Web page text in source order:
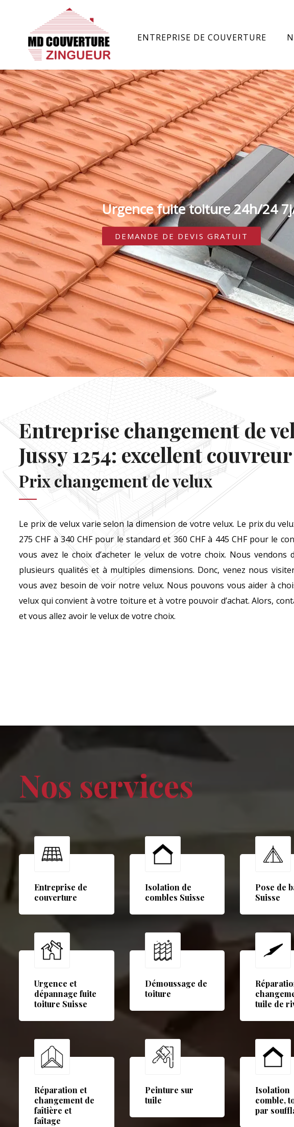
ENTREPRISE DE COUVERTURE
Urgence fuite toiture 24h/24
DEMANDE DE DEVIS GRATUIT
Entreprise changement de
Jussy 1254: excellent couvreur
Prix changement de velux
Le prix de velux varie selon la dimension de votre velux. Le prix du
275 CHF à 340 CHF pour le standard et 360 CHF à 445 CHF pour le
vous avez le choix d’acheter le velux de votre choix. Nous vendons
plusieurs qualités et à multiples dimensions. Donc, venez nous
vous avez besoin de voir notre velux. Nous pouvons vous aider à
velux qui convient à votre toiture et à votre pouvoir d’achat. Alors,
et vous allez avoir le velux de votre choix.
Nos services
Entreprise de
couverture
Isolation de
combles Suisse
Pose de
Suisse
Urgence et
dépannage fuite
toiture Suisse
Démoussage de
toiture
tuile de
Réparation et
changement de
faîtière et
faîtage
Peinture sur
tuile
Isolation
comble,
par